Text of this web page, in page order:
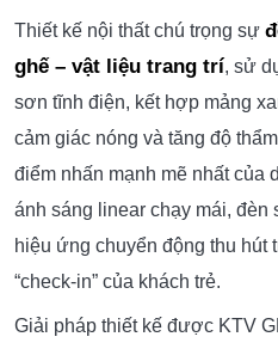
Thiết kế nội thất chú trọng sự
ghế – vật liệu trang trí, sử
sơn tĩnh điện, kết hợp mảng
cảm giác nóng và tăng độ
điểm nhấn mạnh mẽ nhất của
ánh sáng linear chạy mái,
hiệu ứng chuyển động thu hút
“check-in” của khách trẻ.
Giải pháp thiết kế được KTV